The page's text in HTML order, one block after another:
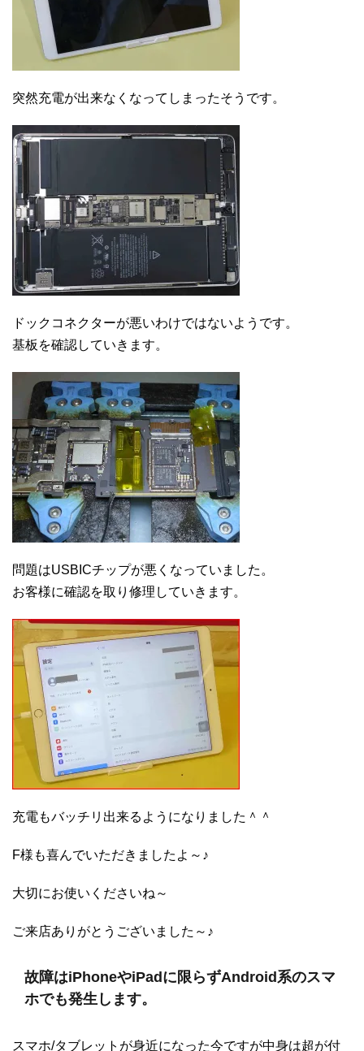
突然充電が出来なくなってしまったそうです。
ドックコネクターが悪いわけではないようです。
基板を確認していきます。
問題はUSBICチップが悪くなっていました。
お客様に確認を取り修理していきます。
充電もバッチリ出来るようになりました＾＾
F様も喜んでいただきましたよ～♪
大切にお使いくださいね～
ご来店ありがとうございました～♪
故障はiPhoneやiPadに限らずAndroid系のスマ
ホでも発生します。
スマホ/タブレットが身近になった今ですが中身は超が付